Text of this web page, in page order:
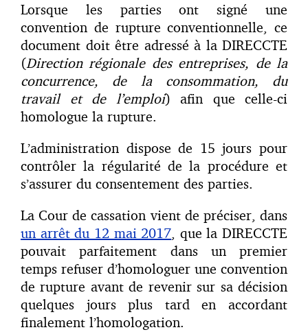
Lorsque les parties ont signé une
convention de rupture conventionnelle, ce
document doit être adressé à la DIRECCTE
(Direction régionale des entreprises, de la
concurrence, de la consommation, du
travail et de l’emploi) afin que celle-ci
homologue la rupture.
L’administration dispose de 15 jours pour
contrôler la régularité de la procédure et
s’assurer du consentement des parties.
La Cour de cassation vient de préciser, dans
un arrêt du 12 mai 2017, que la DIRECCTE
pouvait parfaitement dans un premier
temps refuser d’homologuer une convention
de rupture avant de revenir sur sa décision
quelques jours plus tard en accordant
finalement l’homologation.